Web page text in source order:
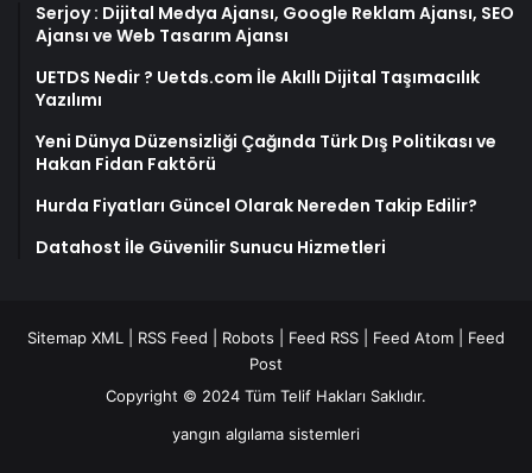
Serjoy : Dijital Medya Ajansı, Google Reklam Ajansı, SEO
Ajansı ve Web Tasarım Ajansı
UETDS Nedir ? Uetds.com İle Akıllı Dijital Taşımacılık
Yazılımı
Yeni Dünya Düzensizliği Çağında Türk Dış Politikası ve
Hakan Fidan Faktörü
Hurda Fiyatları Güncel Olarak Nereden Takip Edilir?
Datahost İle Güvenilir Sunucu Hizmetleri
Sitemap XML RSS Feed Robots Feed RSS Feed Atom
Feed
Post
Copyright © 2024 Tüm Telif Hakları Saklıdır.
yangın algılama sistemleri